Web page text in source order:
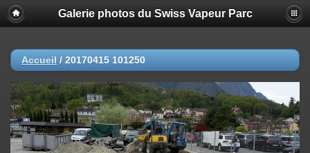
Galerie photos du Swiss Vapeur Parc
Accueil / 20170415 101250